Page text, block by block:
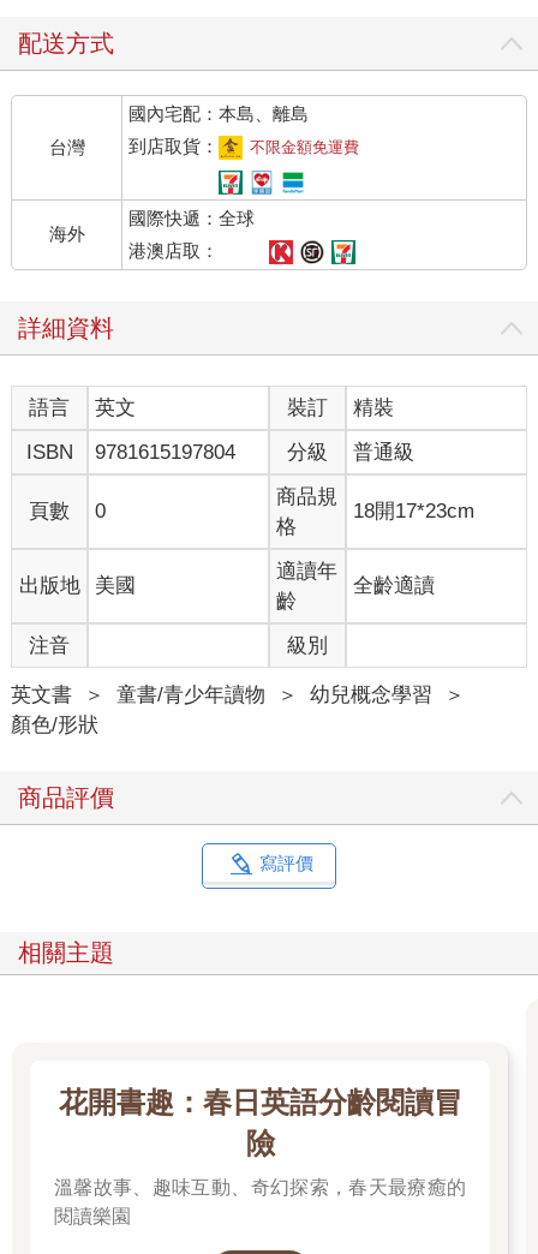
配送方式
台灣
國內宅配：本島、離島
到店取貨：
不限金額免運費
海外
國際快遞：全球
港澳店取：
詳細資料
語言 英文 裝訂
精裝
ISBN
9781615197804 分級 普通級
頁數 0
商品規
格
18開17*23cm
出版地 美國
適讀年
齡
全齡適讀
注音 級別
英文書 ＞ 童書/青少年讀物 ＞ 幼兒概念學習
＞
顏色/形狀
商品評價
寫評價
相關主題
花開書趣：春日英語分齡閱讀冒
險
溫馨故事、趣味互動、奇幻探索，春天最療癒的
閱讀樂園